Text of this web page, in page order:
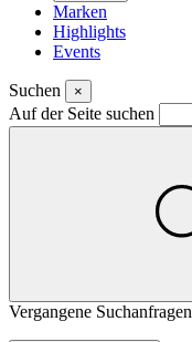
Marken
Highlights
Events
Suchen ×
Auf der Seite suchen
Vergangene Suchanfragen